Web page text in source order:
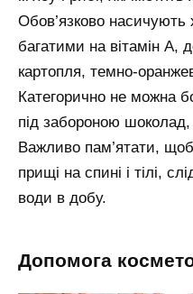
Обов’язково насичують
багатими на вітамін А,
картопля, темно-
Категорично не можна
під забороною
Важливо пам’ятати,
прищі на спині і тілі,
води в добу.
допомога